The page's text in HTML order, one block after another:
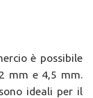
è possibile
mm e 4,5 mm.
sono ideali per il